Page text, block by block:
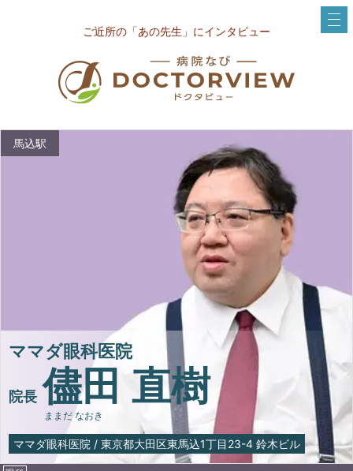
ご近所の「あの先生」にインタビュー
馬込駅
ママダ眼科医院
院長 儘田 直樹
ままだ なおき
ママダ眼科医院 / 東京都大田区東馬込1丁目23-4 鈴木ビル